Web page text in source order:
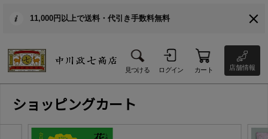
11,000円以上で送料・代引き手数料無料
見つける ログイン カート 店舗情報
ショッピングカート